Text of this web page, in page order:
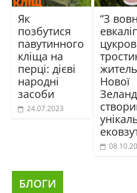
Як
позбутися
павутинного
кліща на
перці: дієві
народні
засоби
24.07.2023
“З
житель
Нової
БЛОГИ